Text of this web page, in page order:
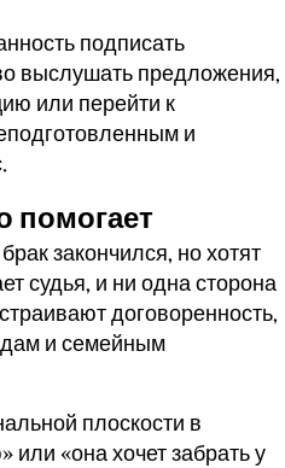
подписать
выслушать предложения,
или перейти к
и
помогает
закончился, но хотят
судья, и ни одна сторона
договоренность,
и семейным
плоскости в
«она хочет забрать у